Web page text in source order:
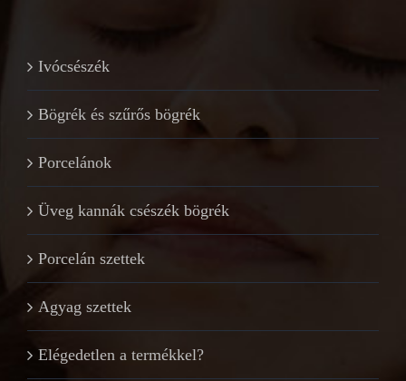
Ivócsészék
Bögrék és szűrős bögrék
Porcelánok
Üveg kannák csészék bögrék
Porcelán szettek
Agyag szettek
Elégedetlen a termékkel?